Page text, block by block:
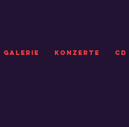
GALERIE KONZERTE CD